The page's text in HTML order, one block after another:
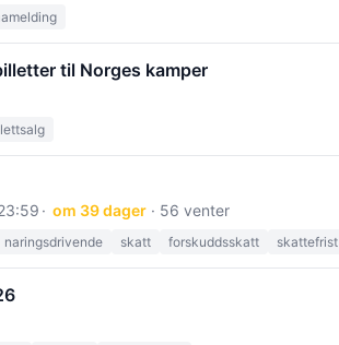
til Norges kamper
om 39 dager· 56 venter
naringsdrivende skatt forskuddsskatt skattefrist